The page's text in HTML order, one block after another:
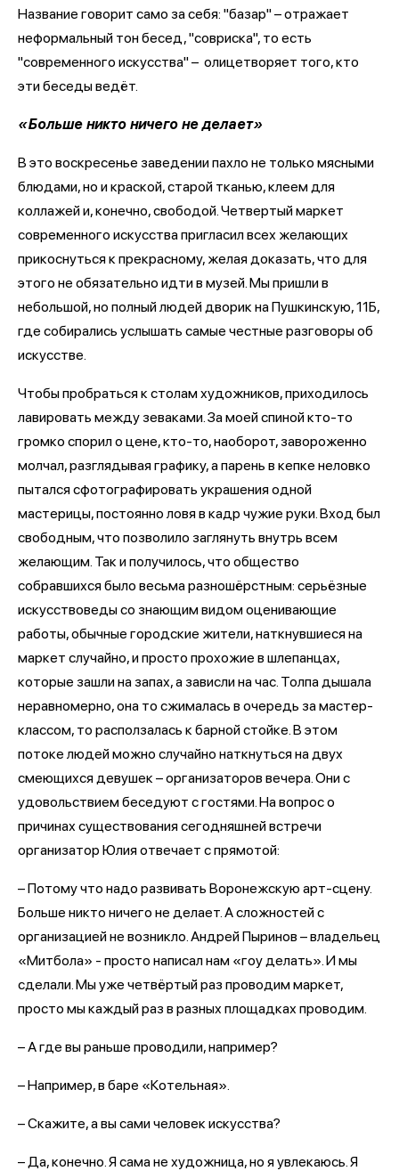
Название говорит само за себя: "базар" – отражает
неформальный тон бесед, "совриска", то есть
"современного искусства" – олицетворяет того, кто
эти беседы ведёт.
«Больше никто ничего не делает»
В это воскресенье заведении пахло не только мясными
блюдами, но и краской, старой тканью, клеем для
коллажей и, конечно, свободой. Четвертый маркет
современного искусства пригласил всех желающих
прикоснуться к прекрасному, желая доказать, что для
этого не обязательно идти в музей. Мы пришли в
небольшой, но полный людей дворик на Пушкинскую, 11Б,
где собирались услышать самые честные разговоры об
искусстве.
Чтобы пробраться к столам художников, приходилось
лавировать между зеваками. За моей спиной кто-то
громко спорил о цене, кто-то, наоборот, завороженно
молчал, разглядывая графику, а парень в кепке неловко
пытался сфотографировать украшения одной
мастерицы, постоянно ловя в кадр чужие руки. Вход был
свободным, что позволило заглянуть внутрь всем
желающим. Так и получилось, что общество
собравшихся было весьма разношёрстным: серьёзные
искусствоведы со знающим видом оценивающие
работы, обычные городские жители, наткнувшиеся на
маркет случайно, и просто прохожие в шлепанцах,
которые зашли на запах, а зависли на час. Толпа дышала
неравномерно, она то сжималась в очередь за мастер-
классом, то расползалась к барной стойке. В этом
потоке людей можно случайно наткнуться на двух
смеющихся девушек – организаторов вечера. Они с
удовольствием беседуют с гостями. На вопрос о
причинах существования сегодняшней встречи
организатор Юлия отвечает с прямотой:
– Потому что надо развивать Воронежскую арт-сцену.
Больше никто ничего не делает. А сложностей с
организацией не возникло. Андрей Пыринов – владельец
«Митбола» - просто написал нам «гоу делать». И мы
сделали. Мы уже четвёртый раз проводим маркет,
просто мы каждый раз в разных площадках проводим.
– А где вы раньше проводили, например?
– Например, в баре «Котельная».
– Скажите, а вы сами человек искусства?
– Да, конечно. Я сама не художница, но я увлекаюсь. Я